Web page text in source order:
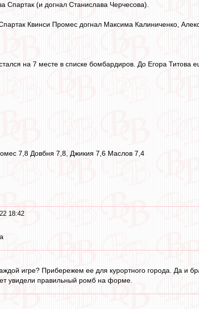
Спартак (и догнал Станислава Черчесова).
Квинси Промес догнал Максима Калиниченко,
на 7 месте в списке бомбардиров. До Егора Титова
7,8 Довбня 7,8, Джикия 7,6 Маслов 7,4
18:42
игре? Прибережем ее для курортного города. Да и
увидели правильный ромб на форме.